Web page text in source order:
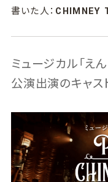
書いた人： CHIMNEY
ミュージカル「え
公演出演のキャス